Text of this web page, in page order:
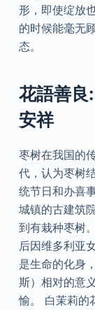
形，即使绽放
的时候能毫无
态。
花語善良
安祥
枣树在我国的
代，认为枣树
统节日和办喜
城镇的古建筑
到有栽种枣树
后因维多利亚
是生命的化身
斯）相对的意
愉。 白茉莉的